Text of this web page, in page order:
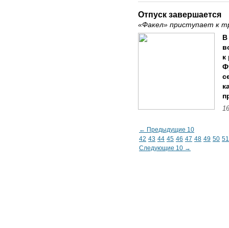
Отпуск завершается
«Факел» приступает к
к
← Предыдущие 10
42 43 44 45 46 47 48 49 50 51
Следующие 10 →